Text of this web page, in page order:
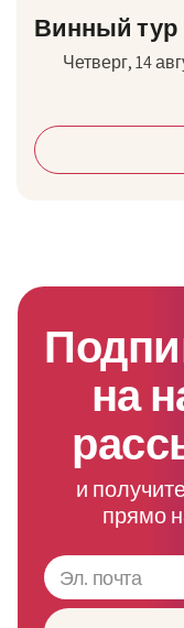
Винный тур
Четверг, 14
на
и
прямо